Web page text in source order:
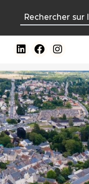
principal